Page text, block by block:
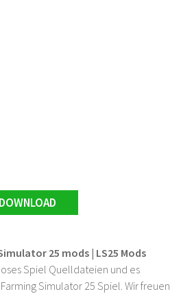
DOWNLOAD
25 mods | LS25 Mods
Spiel Quelldateien und es
Simulator 25 Spiel. Wir freuen